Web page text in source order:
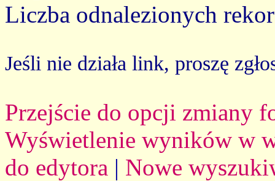
Liczba odnalezionych
Jeśli nie działa link, proszę
Przejście do opcji zmiany
Wyświetlenie wyników w
do edytora | Nowe